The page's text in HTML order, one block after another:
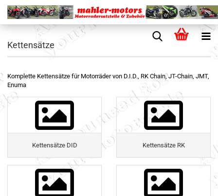
Kettensätze
Komplette Kettensätze für Motorräder von D.I.D., RK Chain, JT-Chain, JMT,
Enuma
Kettensätze DID Kettensätze RK